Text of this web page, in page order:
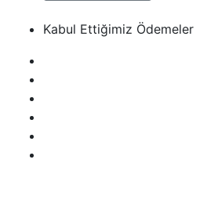
Kabul Ettiğimiz Ödemeler